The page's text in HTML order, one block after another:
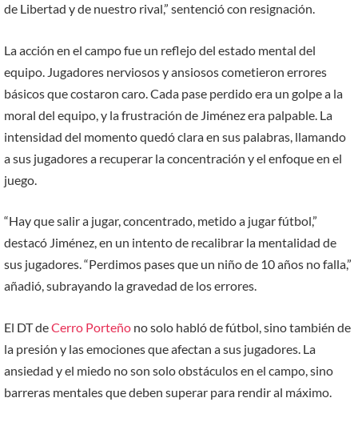
de Libertad y de nuestro rival,” sentenció con resignación.
La acción en el campo fue un reflejo del estado mental del
equipo. Jugadores nerviosos y ansiosos cometieron errores
básicos que costaron caro. Cada pase perdido era un golpe a la
moral del equipo, y la frustración de Jiménez era palpable. La
intensidad del momento quedó clara en sus palabras, llamando
a sus jugadores a recuperar la concentración y el enfoque en el
juego.
“Hay que salir a jugar, concentrado, metido a jugar fútbol,”
destacó Jiménez, en un intento de recalibrar la mentalidad de
sus jugadores. “Perdimos pases que un niño de 10 años no falla,”
añadió, subrayando la gravedad de los errores.
El DT deCerro Porteño no solo habló de fútbol, sino también de
la presión y las emociones que afectan a sus jugadores. La
ansiedad y el miedo no son solo obstáculos en el campo, sino
barreras mentales que deben superar para rendir al máximo.